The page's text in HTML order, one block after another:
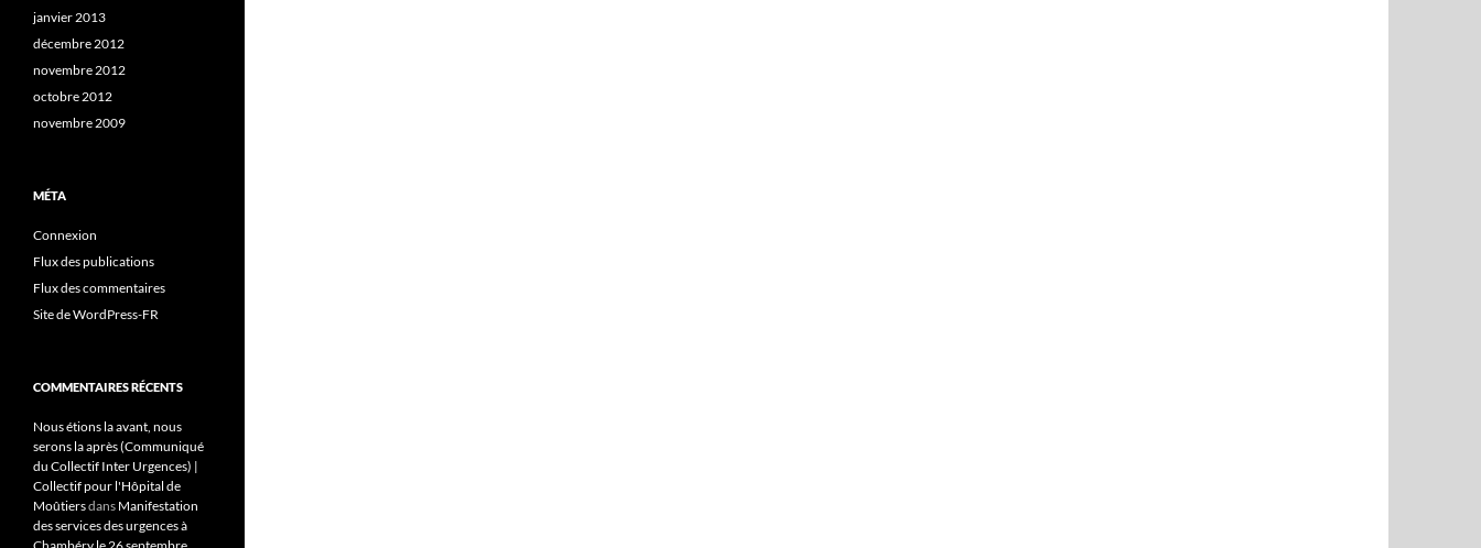
janvier 2013
décembre 2012
novembre 2012
octobre 2012
novembre 2009
MÉTA
Connexion
Flux des publications
Flux des commentaires
Site de WordPress-FR
COMMENTAIRES RÉCENTS
Nous étions la avant, nous
serons la après (Communiqué
du Collectif Inter Urgences) |
Collectif pour l'Hôpital de
Moûtiersdans Manifestation
des services des urgences à